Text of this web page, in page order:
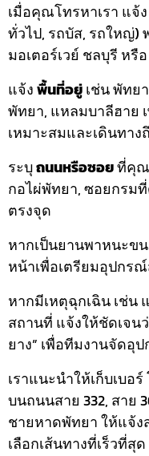
เมื่อคุณโทรหาเรา แจ้ง
ทั่วไป, รถบัส, รถใหญ่)
มอเตอร์เวย์ ชลบุรี หรื
แจ้งพื้นที่อยู่เช่น พัทย
พัทยา, แหลมบาลีฮาย
เหมาะสมและเดินทาง
ระบุถนนหรือซอยที่คุณ
กอไผ่พัทยา, ซอยกรม
ตรงจุด
หากเป็นยานพาหนะข
หน้าเพื่อเตรียมอุปกร
หากมีเหตุฉุกเฉิน เช่น
สถานที่ แจ้งให้ชัดเจน
ยาง” เพื่อทีมงานจัดอุ
เราแนะนำให้เก็บเบอ
บนถนนสาย 332, สาย
ชายหาดพัทยา ให้แจ้ง
เลือกเส้นทางที่เร็วที่สุด